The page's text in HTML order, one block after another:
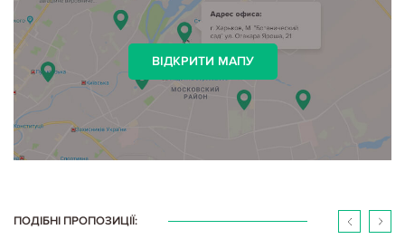
ВІДКРИТИ МАПУ
ПОДІБНІ ПРОПОЗИЦІЇ: